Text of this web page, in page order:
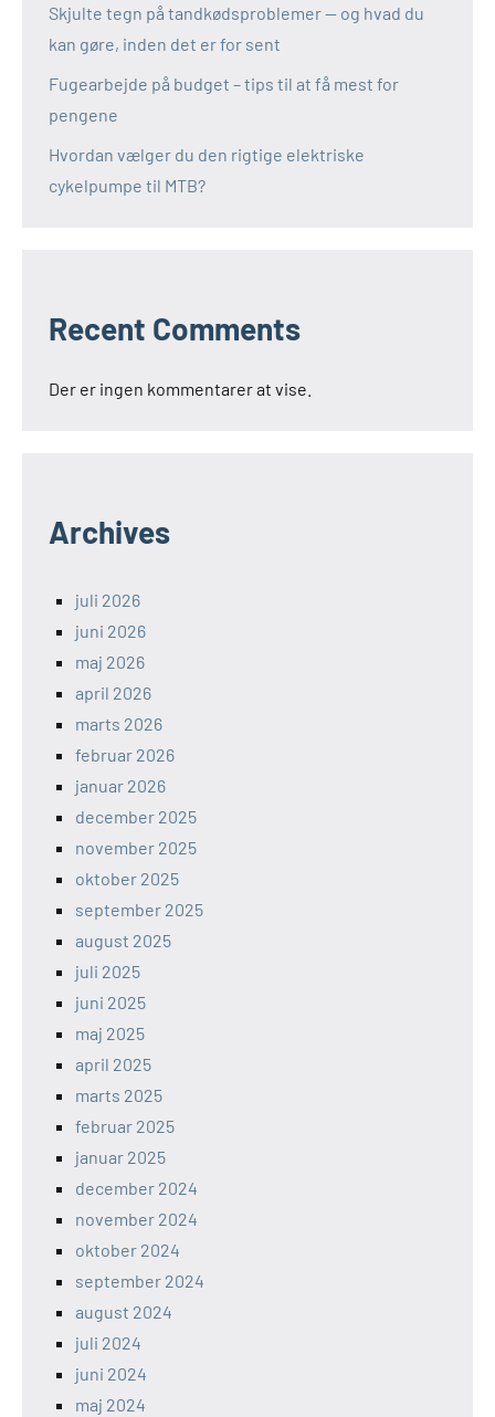
Skjulte tegn på tandkødsproblemer — og hvad du
kan gøre, inden det er for sent
Fugearbejde på budget – tips til at få mest for
pengene
Hvordan vælger du den rigtige elektriske
cykelpumpe til MTB?
Recent Comments
Der er ingen kommentarer at vise.
Archives
juli 2026
juni 2026
maj 2026
april 2026
marts 2026
februar 2026
januar 2026
december 2025
november 2025
oktober 2025
september 2025
august 2025
juli 2025
juni 2025
maj 2025
april 2025
marts 2025
februar 2025
januar 2025
december 2024
november 2024
oktober 2024
september 2024
august 2024
juli 2024
juni 2024
maj 2024